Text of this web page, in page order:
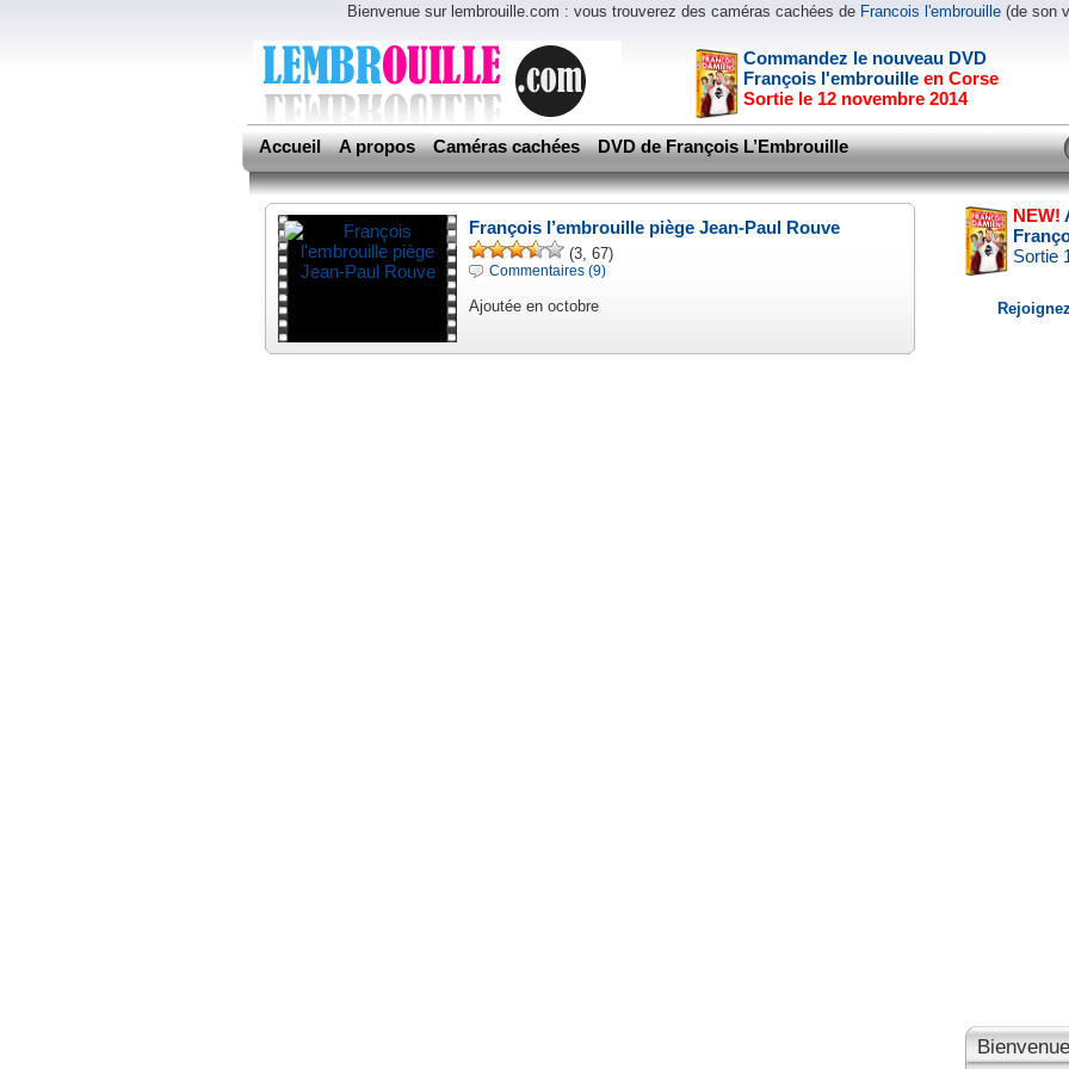
Bienvenue sur lembrouille.com : vous trouverez des caméras cachées de Francois l'embrouille (de son
Commandez le nouveau DVD
François l'embrouille en Corse
Sortie le 12 novembre 2014
Accueil A propos Caméras cachées DVD de François L’Embrouille
François l’embrouille piège Jean-Paul Rouve
(3, 67)
Commentaires (9)
Ajoutée en octobre
NEW!
Sortie